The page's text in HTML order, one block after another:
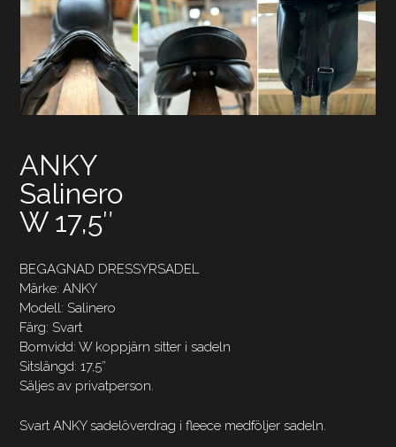
ANKY
Salinero
W 17,5″
BEGAGNAD DRESSYRSADEL
Märke: ANKY
Modell: Salinero
Färg: Svart
Bomvidd: W koppjärn sitter i sadeln
Sitslängd: 17,5”
Säljes av privatperson.
Svart ANKY sadelöverdrag i fleece medföljer sadeln.